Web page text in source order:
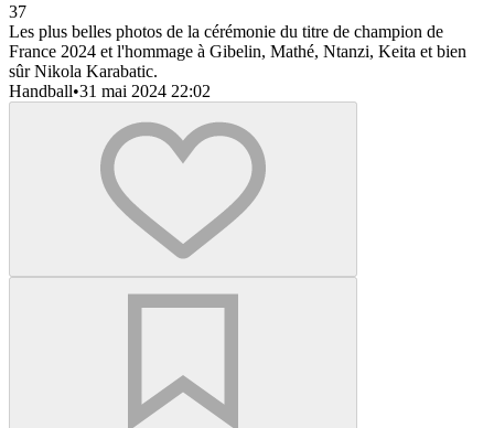
37
Les plus belles photos de la cérémonie du titre de champion de
France 2024 et l'hommage à Gibelin, Mathé, Ntanzi, Keita et bien
sûr Nikola Karabatic.
Handball•31 mai 2024 22:02